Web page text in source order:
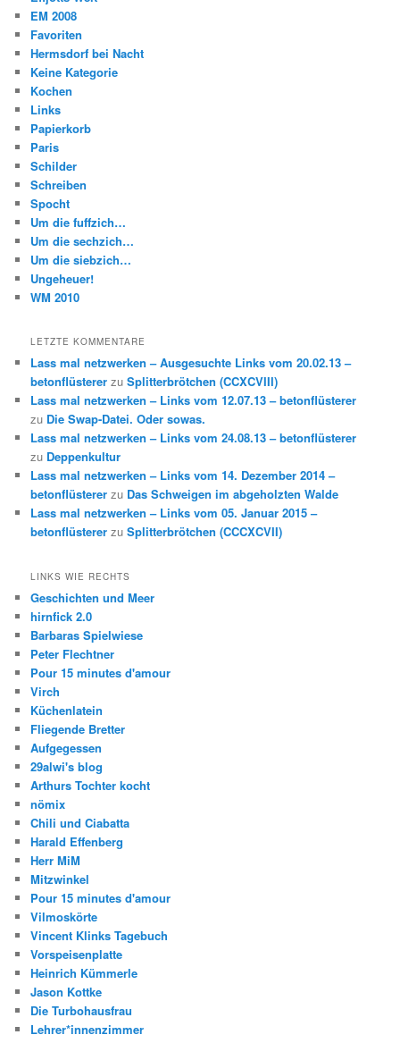
EM 2008
Favoriten
Hermsdorf bei Nacht
Keine Kategorie
Kochen
Links
Papierkorb
Paris
Schilder
Schreiben
Spocht
Um die fuffzich…
Um die sechzich…
Um die siebzich…
Ungeheuer!
WM 2010
LETZTE KOMMENTARE
Lass mal netzwerken – Ausgesuchte Links vom 20.02.13 –
betonflüsterer zuSplitterbrötchen (CCXCVIII)
Lass mal netzwerken – Links vom 12.07.13 – betonflüsterer
zu Die Swap-Datei. Oder sowas.
Lass mal netzwerken – Links vom 24.08.13 – betonflüsterer
zu Deppenkultur
Lass mal netzwerken – Links vom 14. Dezember 2014 –
betonflüsterer zu Das Schweigen im abgeholzten Walde
Lass mal netzwerken – Links vom 05. Januar 2015 –
betonflüsterer zuSplitterbrötchen (CCCXCVII)
LINKS WIE RECHTS
Geschichten und Meer
hirnfick 2.0
Barbaras Spielwiese
Peter Flechtner
Pour 15 minutes d'amour
Virch
Küchenlatein
Fliegende Bretter
Aufgegessen
29alwi's blog
Arthurs Tochter kocht
nömix
Chili und Ciabatta
Harald Effenberg
Herr MiM
Mitzwinkel
Pour 15 minutes d'amour
Vilmoskörte
Vincent Klinks Tagebuch
Vorspeisenplatte
Heinrich Kümmerle
Jason Kottke
Die Turbohausfrau
Lehrer*innenzimmer